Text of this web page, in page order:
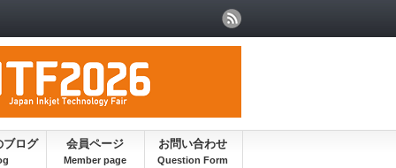
ブログ 会員ページ お問い合わせ